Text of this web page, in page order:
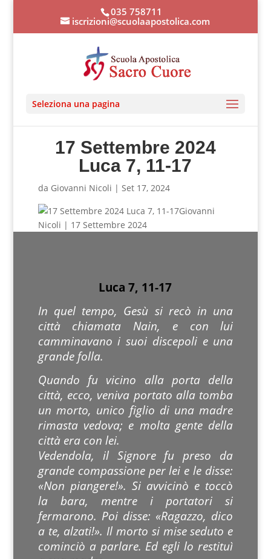
035 758711
iscrizioni@scuolaapostolica.com
Seleziona una pagina
17 Settembre 2024
Luca 7, 11-17
da Giovanni Nicoli | Set 17, 2024
Giovanni
Nicoli | 17 Settembre 2024
Luca 7, 11-17
In quel tempo, Gesù si recò in una
città chiamata Nain, e con lui
camminavano i suoi discepoli e una
grande folla.
Quando fu vicino alla porta della
città, ecco, veniva portato alla tomba
un morto, unico figlio di una madre
rimasta vedova; e molta gente della
città era con lei.
Vedendola, il Signore fu preso da
grande compassione per lei e le disse:
«Non piangere!». Si avvicinò e toccò
la bara, mentre i portatori si
fermarono. Poi disse: «Ragazzo, dico
a te, alzati!». Il morto si mise seduto e
cominciò a parlare. Ed egli lo restituì